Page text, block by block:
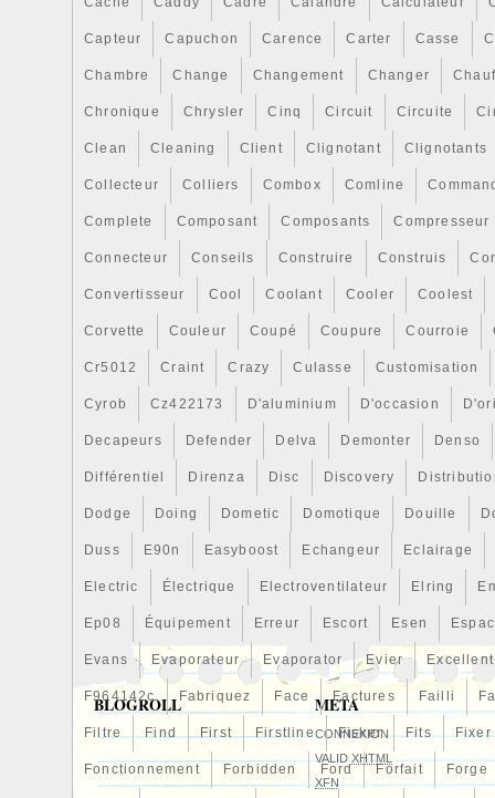
Capteur Capuchon Carence Carter Casse
Chambre Change Changement Changer
Chronique Chrysler Cinq Circuit Circuite
Clean Cleaning Client Clignotant Clignotants
Collecteur Colliers Combox Comline
Complete Composant Composants Compresseur
Connecteur Conseils Construire Construis
Convertisseur Cool Coolant Cooler Coolest
Corvette Couleur Coupé Coupure Courroie
Cr5012 Craint Crazy Culasse Customisation
Cyrob Cz422173 D'aluminium D'occasion
Decapeurs Defender Delva Demonter Denso
Différentiel Direnza Disc Discovery
Dodge Doing Dometic Domotique Douille
Duss E90n Easyboost Echangeur Eclairage
Electric Électrique Electroventilateur Elring
Ep08 Équipement Erreur Escort Esen
Evans Evaporateur Evaporator Evier Excellent
F964142c Fabriquez Face Factures Failli
Filtre Find First Firstline Fisker Fits Fixer
Fonctionnement Forbidden Ford Forfait Forge
BLOGROLL META
CONNEXION
VALIDXHTML
XFN